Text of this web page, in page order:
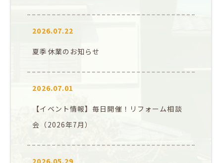
2026.07.22
夏季休業のお知らせ
2026.07.01
【イベント情報】毎日開催！リフォーム相談
会（2026年7月）